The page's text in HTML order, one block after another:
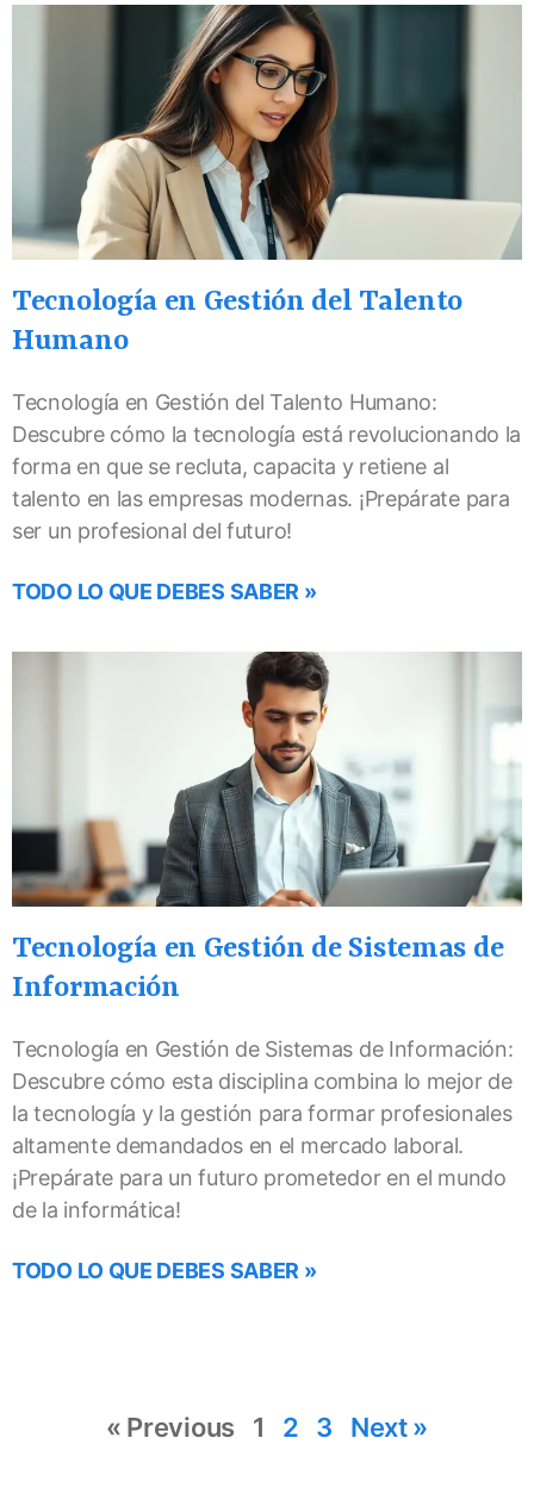
Tecnología en Gestión del Talento
Humano
Tecnología en Gestión del Talento Humano:
Descubre cómo la tecnología está revolucionando la
forma en que se recluta, capacita y retiene al
talento en las empresas modernas. ¡Prepárate para
ser un profesional del futuro!
TODO LO QUE DEBES SABER »
Tecnología en Gestión de Sistemas de
Información
Tecnología en Gestión de Sistemas de Información:
Descubre cómo esta disciplina combina lo mejor de
la tecnología y la gestión para formar profesionales
altamente demandados en el mercado laboral.
¡Prepárate para un futuro prometedor en el mundo
de la informática!
TODO LO QUE DEBES SABER »
« Previous 1 2 3 Next »